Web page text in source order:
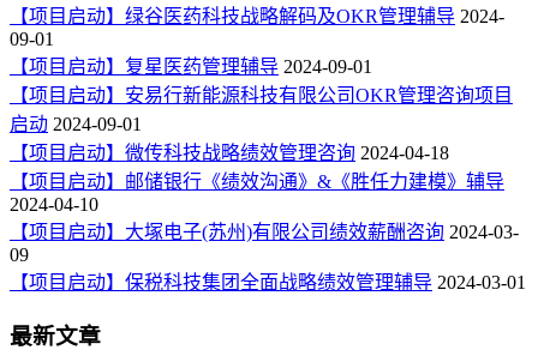
【项目启动】绿谷医药科技战略解码及OKR管理辅导 2024-
09-01
【项目启动】复星医药管理辅导 2024-09-01
【项目启动】安易行新能源科技有限公司OKR管理咨询项目
启动 2024-09-01
【项目启动】微传科技战略绩效管理咨询 2024-04-18
【项目启动】邮储银行《绩效沟通》&《胜任力建模》辅导
2024-04-10
【项目启动】大塚电子(苏州)有限公司绩效薪酬咨询 2024-03-
09
【项目启动】保税科技集团全面战略绩效管理辅导 2024-03-01
最新文章